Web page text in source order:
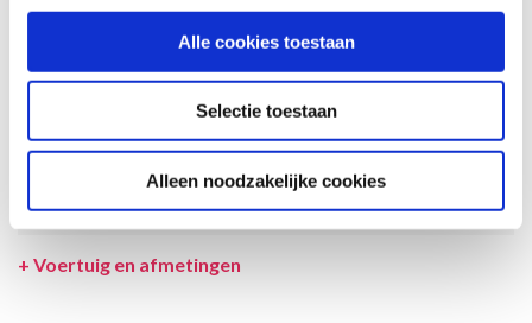
Alle cookies toestaan
Selectie toestaan
Alleen noodzakelijke cookies
INCLUSIEF/EXCLUSIEF
VOORWAARDEN
SPECIALS
LEVERANCIER
+ Voertuig en afmetingen